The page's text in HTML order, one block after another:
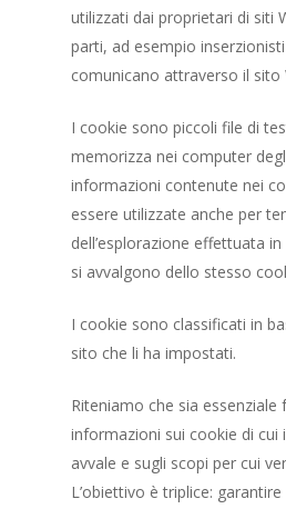
utilizzati dai proprietari di siti
parti, ad esempio
comunicano attraverso il sito
I cookie sono piccoli file di
memorizza nei computer
informazioni contenute nei
essere utilizzate anche per
dell’esplorazione effettuata
si avvalgono dello stesso
I cookie sono classificati in
sito che li ha impostati.
Riteniamo che sia essenziale
informazioni sui cookie di cui
avvale e sugli scopi per cui
L’obiettivo è triplice: